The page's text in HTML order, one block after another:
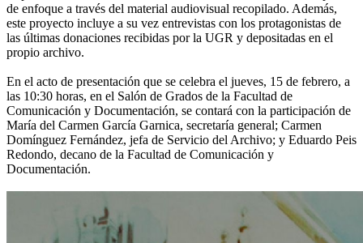
de enfoque a través del material audiovisual recopilado. Además,
este proyecto incluye a su vez entrevistas con los protagonistas de
las últimas donaciones recibidas por la UGR y depositadas en el
propio archivo.
En el acto de presentación que se celebra el jueves, 15 de febrero, a
las 10:30 horas, en el Salón de Grados de la Facultad de
Comunicación y Documentación, se contará con la participación de
María del Carmen García Garnica, secretaría general; Carmen
Domínguez Fernández, jefa de Servicio del Archivo; y Eduardo Peis
Redondo, decano de la Facultad de Comunicación y
Documentación.